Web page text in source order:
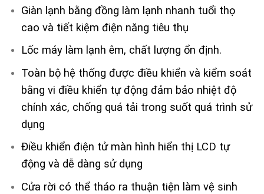
Giàn lạnh bằng đồng làm lạnh nhanh tuổi thọ
cao và tiết kiệm điện năng tiêu thụ
Lốc máy làm lạnh êm, chất lượng ổn định.
Toàn bộ hệ thống được điều khiển và kiểm soát
bằng vi điều khiển tự động đảm bảo nhiệt độ
chính xác, chống quá tải trong suốt quá trình sử
dụng
Điều khiển điện tử màn hình hiển thị LCD tự
động và dễ dàng sử dụng
Cửa rời có thể tháo ra thuận tiện làm vệ sinh